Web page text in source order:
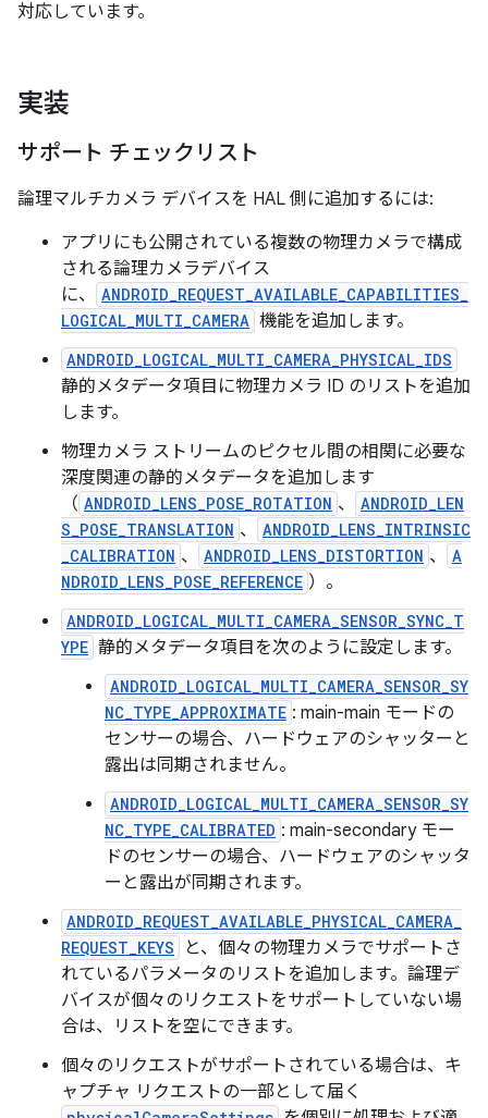
対応しています。
実装
サポート チェックリスト
論理マルチカメラ デバイスを HAL 側に追加するには:
アプリにも公開されている複数の物理カメラで構成
される論理カメラデバイス
に、
ANDROID_REQUEST_AVAILABLE_CAPABILITIES_
LOGICAL_MULTI_CAMERA 機能を追加します。
ANDROID_LOGICAL_MULTI_CAMERA_PHYSICAL_IDS
静的メタデータ項目に物理カメラ ID のリストを追加
します。
物理カメラ ストリームのピクセル間の相関に必要な
深度関連の静的メタデータを追加します
（ ANDROID_LENS_POSE_ROTATION 、
ANDROID_LEN
S_POSE_TRANSLATION 、
ANDROID_LENS_INTRINSIC
_CALIBRATION 、 ANDROID_LENS_DISTORTION 、
A
NDROID_LENS_POSE_REFERENCE ）。
ANDROID_LOGICAL_MULTI_CAMERA_SENSOR_SYNC_T
YPE 静的メタデータ項目を次のように設定します。
ANDROID_LOGICAL_MULTI_CAMERA_SENSOR_SY
NC_TYPE_APPROXIMATE : main-main モードの
センサーの場合、ハードウェアのシャッターと
露出は同期されません。
ANDROID_LOGICAL_MULTI_CAMERA_SENSOR_SY
NC_TYPE_CALIBRATED : main-secondary モー
ドのセンサーの場合、ハードウェアのシャッタ
ーと露出が同期されます。
ANDROID_REQUEST_AVAILABLE_PHYSICAL_CAMERA_
REQUEST_KEYS
と、個々の物理カメラでサポートさ
れているパラメータのリストを追加します。論理デ
バイスが個々のリクエストをサポートしていない場
合は、リストを空にできます。
個々のリクエストがサポートされている場合は、キ
ャプチャ リクエストの一部として届く